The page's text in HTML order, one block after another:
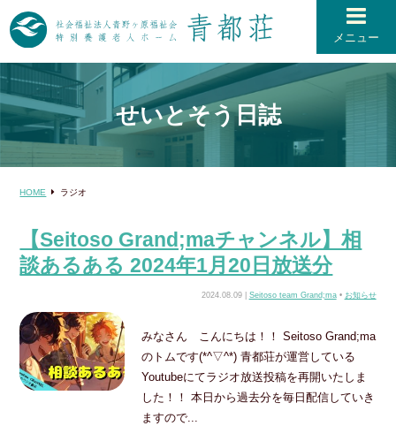
メニュー
せいとそう日誌
HOME ラジオ
【Seitoso Grand;maチャンネル】相
談あるある 2024年1月20日放送分
2024.08.09 | Seitoso team Grand;ma• お知らせ
みなさん こんにちは！！ Seitoso Grand;ma
のトムです(*^▽^*) 青都荘が運営している
Youtubeにてラジオ放送投稿を再開いたしま
した！！ 本日から過去分を毎日配信していき
ますので...